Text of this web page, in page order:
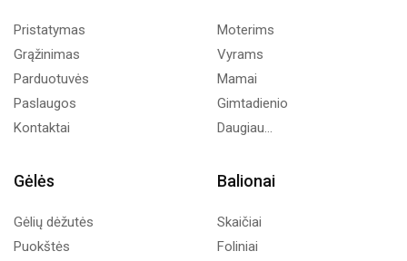
Pristatymas
Grąžinimas
Parduotuvės
Paslaugos
Kontaktai
Moterims
Vyrams
Mamai
Gimtadienio
Daugiau...
Gėlės
Gėlių dėžutės
Puokštės
Balionai
Skaičiai
Foliniai